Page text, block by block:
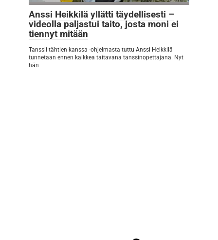
Anssi Heikkilä yllätti täydellisesti –
videolla paljastui taito, josta moni ei
tiennyt mitään
Tanssii tähtien kanssa -ohjelmasta tuttu Anssi Heikkilä
tunnetaan ennen kaikkea taitavana tanssinopettajana. Nyt
hän